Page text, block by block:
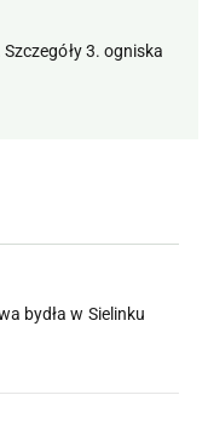
3. ogniska
bydła w Sielinku